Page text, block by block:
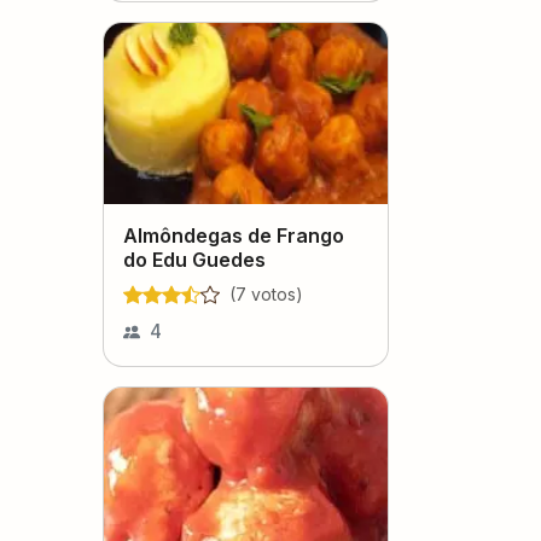
Almôndegas de Frango
do Edu Guedes
(7 votos)
4